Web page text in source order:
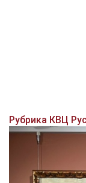
Рубрика КВЦ